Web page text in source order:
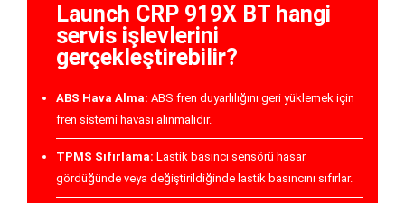
Launch CRP 919X BT hangi
servis işlevlerini
gerçekleştirebilir?
ABS Hava Alma: ABS fren duyarlılığını geri yüklemek için
fren sistemi havası alınmalıdır.
TPMS Sıfırlama: Lastik basıncı sensörü hasar
gördüğünde veya değiştirildiğinde lastik basıncını sıfırlar.